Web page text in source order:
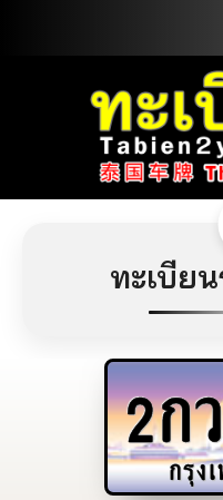
ทะเบีย
2กว
กรุง